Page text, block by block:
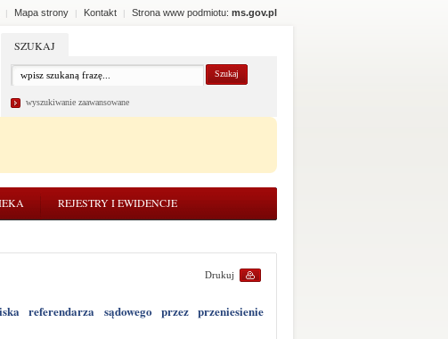
| Mapa strony | Kontakt | Strona www podmiotu: ms.gov.pl
SZUKAJ
wyszukiwanie zaawansowane
REJESTRY I EWIDENCJE
Drukuj